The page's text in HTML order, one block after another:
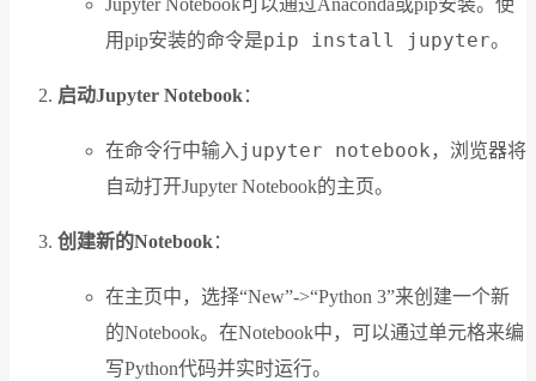
用pip安装的命令是pip install jupyter。
启动Jupyter Notebook：
在命令行中输入 jupyter notebook，浏览器将
自动打开Jupyter Notebook的主页。
创建新的Notebook：
在主页中，选择“New”->“Python 3”来创建一个新
的Notebook。在Notebook中，可以通过单元格来编
写Python代码并实时运行。